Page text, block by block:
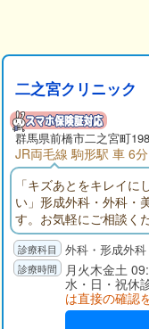
二之宮クリニック
群馬県前橋市二之宮町
JR両毛線 駒形駅 車 6分
「キズあとをキレイ
い」形成外科・外科・
す。お気軽にご相談く
る症状、またはご希望
医師として患者様に合
せて頂き、「治って良
思って頂けるように努
外科・形成外
月火木金土
水・日・祝
は直接の確認